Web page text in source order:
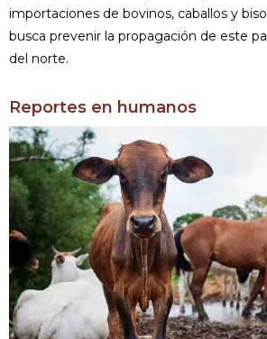
importaciones de bovinos, caballos y
busca prevenir la propagación de este
del norte.
Reportes en humanos